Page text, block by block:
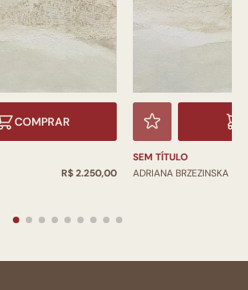
COMPRAR
R$ 2.250,00
SEM TÍTULO
ADRIANA BRZEZINSKA